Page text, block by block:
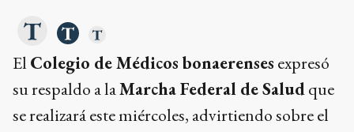
El Colegio de Médicos bonaerenses expresó
su respaldo a laMarcha Federal de Saludque
se realizará este miércoles, advirtiendo sobre el